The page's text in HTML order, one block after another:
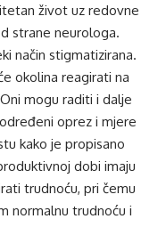
život uz redovne
strane neurologa.
način stigmatizirana.
okolina reagirati na
mogu raditi i dalje
oprez i mjere
kako je propisano
dobi imaju
trudnoću, pri čemu
normalnu trudnoću i